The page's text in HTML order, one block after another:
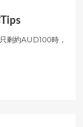
剩約AUD100時，